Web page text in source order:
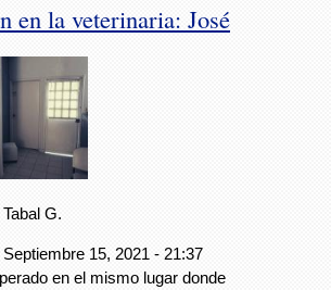
en la veterinaria: José
G.
15, 2021 - 21:37
en el mismo lugar donde